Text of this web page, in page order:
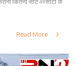
Read More